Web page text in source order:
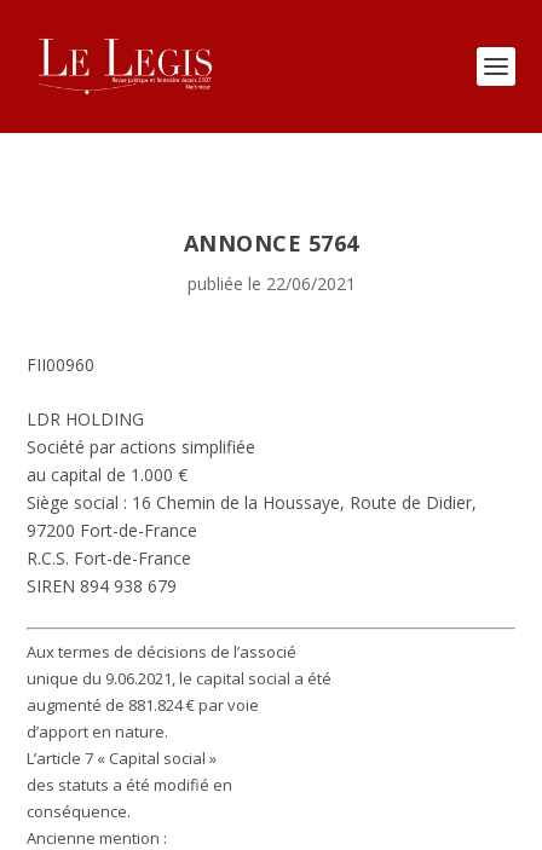
ANNONCE 5764
publiée le 22/06/2021
FII00960
LDR HOLDING
Société par actions simplifiée
au capital de 1.000 €
Siège social : 16 Chemin de la Houssaye, Route de Didier,
97200 Fort-de-France
R.C.S. Fort-de-France
SIREN 894 938 679
Aux termes de décisions de l’associé
unique du 9.06.2021, le capital social a été
augmenté de 881.824 € par voie
d’apport en nature.
L’article 7 « Capital social »
des statuts a été modifié en
conséquence.
Ancienne mention :